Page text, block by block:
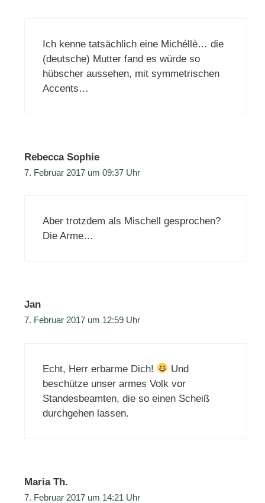
Ich kenne tatsächlich eine Michéllè… die
(deutsche) Mutter fand es würde so
hübscher aussehen, mit symmetrischen
Accents…
Rebecca Sophie
7. Februar 2017 um 09:37 Uhr
Aber trotzdem als Mischell gesprochen?
Die Arme…
Jan
7. Februar 2017 um 12:59 Uhr
Echt, Herr erbarme Dich!
Und
beschütze unser armes Volk vor
Standesbeamten, die so einen Scheiß
durchgehen lassen.
Maria Th.
7. Februar 2017 um 14:21 Uhr